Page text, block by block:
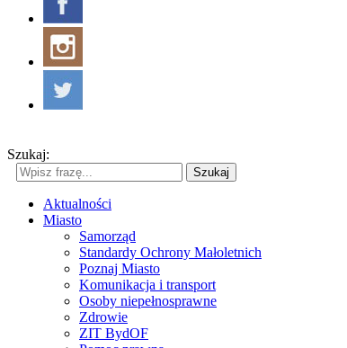
Szukaj:
Szukaj
Aktualności
Miasto
Samorząd
Standardy Ochrony Małoletnich
Poznaj Miasto
Komunikacja i transport
Osoby niepełnosprawne
Zdrowie
ZIT BydOF